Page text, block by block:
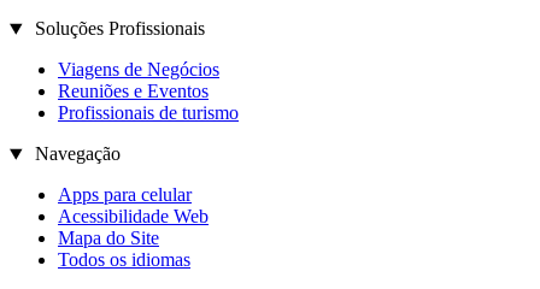
Soluções Profissionais
Viagens de Negócios
Reuniões e Eventos
Profissionais de turismo
Navegação
Apps para celular
Acessibilidade Web
Mapa do Site
Todos os idiomas